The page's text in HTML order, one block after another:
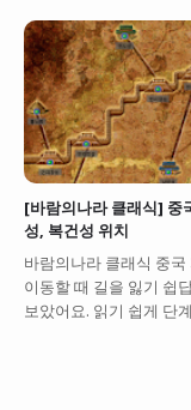
[바람의나라 클래식] 중
성, 복건성 위치
바람의나라 클래식 중
이동할 때 길을 잃기 쉽
보았어요. 읽기 쉽게 단